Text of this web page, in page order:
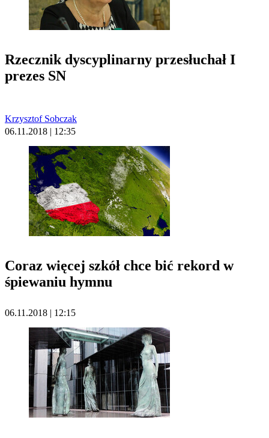
Rzecznik dyscyplinarny przesłuchał I
prezes SN
Krzysztof Sobczak
06.11.2018 | 12:35
Coraz więcej szkół chce bić rekord w
śpiewaniu hymnu
06.11.2018 | 12:15